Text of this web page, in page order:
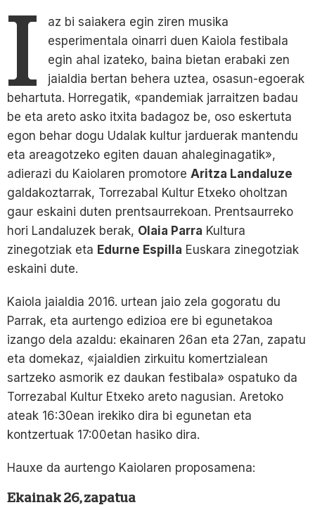
I
az bi saiakera egin ziren musika
esperimentala oinarri duen Kaiola festibala
egin ahal izateko, baina bietan erabaki zen
jaialdia bertan behera uztea, osasun-egoerak
behartuta. Horregatik, «pandemiak jarraitzen badau
be eta areto asko itxita badagoz be, oso eskertuta
egon behar dogu Udalak kultur jarduerak mantendu
eta areagotzeko egiten dauan ahaleginagatik»,
adierazi du Kaiolaren promotore Aritza Landaluze
galdakoztarrak, Torrezabal Kultur Etxeko oholtzan
gaur eskaini duten prentsaurrekoan. Prentsaurreko
hori Landaluzek berak, Olaia Parra Kultura
zinegotziak eta Edurne Espilla Euskara zinegotziak
eskaini dute.
Kaiola jaialdia 2016. urtean jaio zela gogoratu du
Parrak, eta aurtengo edizioa ere bi egunetakoa
izango dela azaldu: ekainaren 26an eta 27an, zapatu
eta domekaz, «jaialdien zirkuitu komertzialean
sartzeko asmorik ez daukan festibala» ospatuko da
Torrezabal Kultur Etxeko areto nagusian. Aretoko
ateak 16:30ean irekiko dira bi egunetan eta
kontzertuak 17:00etan hasiko dira.
Hauxe da aurtengo Kaiolaren proposamena:
Ekainak 26, zapatua